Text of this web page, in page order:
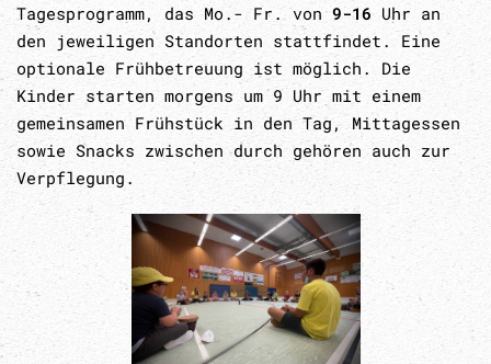
Tagesprogramm, das Mo.- Fr. von 9-16Uhr an
den jeweiligen Standorten stattfindet. Eine
optionale Frühbetreuung ist möglich. Die
Kinder starten morgens um 9 Uhr mit einem
gemeinsamen Frühstück in den Tag, Mittagessen
sowie Snacks zwischen durch gehören auch zur
Verpflegung.